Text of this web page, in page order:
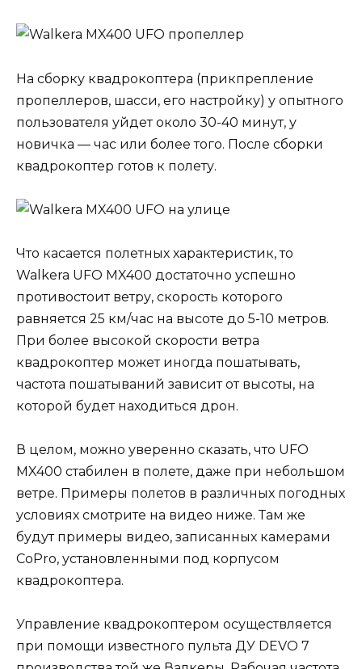
На сборку квадрокоптера (прикпрепление
пропеллеров, шасси, его настройку) у опытного
пользователя уйдет около 30-40 минут, у
новичка — час или более того. После сборки
квадрокоптер готов к полету.
Что касается полетных характеристик, то
Walkera UFO MX400 достаточно успешно
противостоит ветру, скорость которого
равняется 25 км/час на высоте до 5-10 метров.
При более высокой скорости ветра
квадрокоптер может иногда пошатывать,
частота пошатываний зависит от высоты, на
которой будет находиться дрон.
В целом, можно уверенно сказать, что UFO
MX400 стабилен в полете, даже при небольшом
ветре. Примеры полетов в различных погодных
условиях смотрите на видео ниже. Там же
будут примеры видео, записанных камерами
CoPro, установленными под корпусом
квадрокоптера.
Управление квадрокоптером осуществляется
при помощи известного пульта ДУ DEVO 7